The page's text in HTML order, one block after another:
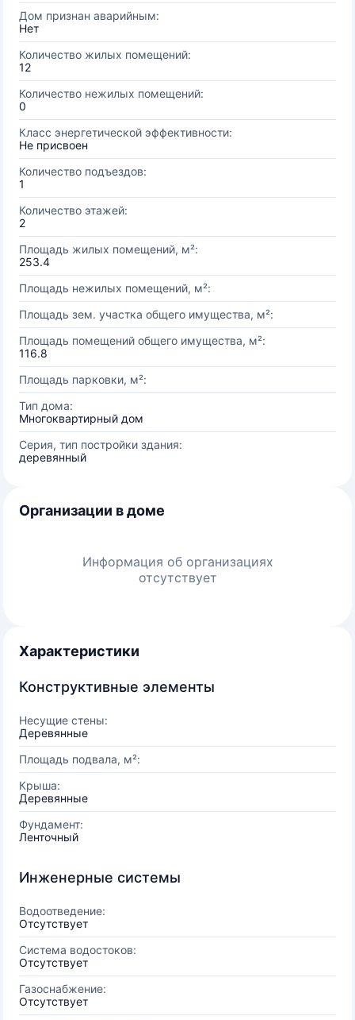
Дом признан аварийным:
Нет
Количество жилых помещений:
12
Количество нежилых помещений:
0
Класс энергетической эффективности:
Не присвоен
Количество подъездов:
1
Количество этажей:
2
Площадь жилых помещений, м²:
253.4
Площадь нежилых помещений, м²:
Площадь зем. участка общего имущества, м²:
Площадь помещений общего имущества, м²:
116.8
Площадь парковки, м²:
Тип дома:
Многоквартирный дом
Серия, тип постройки здания:
деревянный
Организации в доме
Информация об организациях
отсутствует
Характеристики
Конструктивные элементы
Несущие стены:
Деревянные
Площадь подвала, м²:
Крыша:
Деревянные
Фундамент:
Ленточный
Инженерные системы
Водоотведение:
Отсутствует
Система водостоков:
Отсутствует
Газоснабжение:
Отсутствует